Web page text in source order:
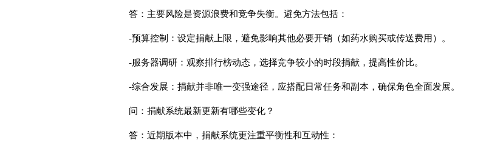
答：主要风险是资源浪费和竞争失衡。避免方法包括：
-预算控制：设定捐献上限，避免影响其他必要开销（如药水购买或传送费用）。
-服务器调研：观察排行榜动态，选择竞争较小的时段捐献，提高性价比。
-综合发展：捐献并非唯一变强途径，应搭配日常任务和副本，确保角色全面发展。
问：捐献系统最新更新有哪些变化？
答：近期版本中，捐献系统更注重平衡性和互动性：